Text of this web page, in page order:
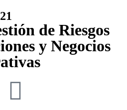
de Riesgos
y Negocios